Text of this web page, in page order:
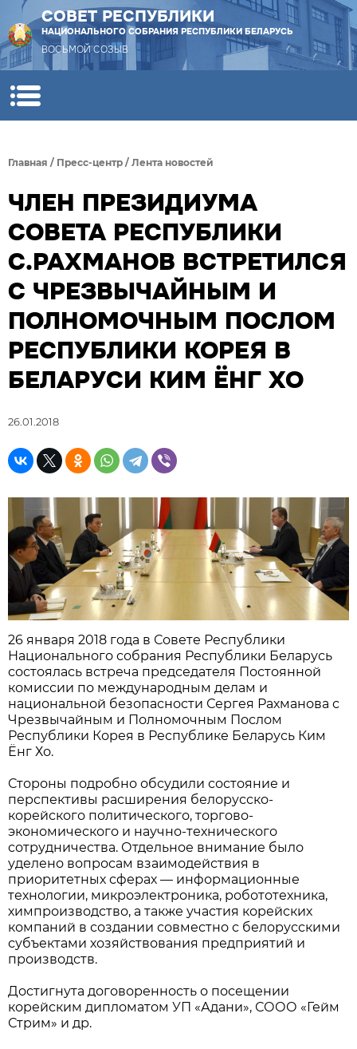
СОВЕТ РЕСПУБЛИКИ
НАЦИОНАЛЬНОГО СОБРАНИЯ РЕСПУБЛИКИ БЕЛАРУСЬ
ВОСЬМОЙ СОЗЫВ
Главная / Пресс-центр / Лента новостей
ЧЛЕН ПРЕЗИДИУМА
СОВЕТА РЕСПУБЛИКИ
С.РАХМАНОВ ВСТРЕТИЛСЯ
С ЧРЕЗВЫЧАЙНЫМ И
ПОЛНОМОЧНЫМ ПОСЛОМ
РЕСПУБЛИКИ КОРЕЯ В
БЕЛАРУСИ КИМ ЁНГ ХО
26.01.2018
26 января 2018 года в Совете Республики
Национального собрания Республики Беларусь
состоялась встреча председателя Постоянной
комиссии по международным делам и
национальной безопасности Сергея Рахманова с
Чрезвычайным и Полномочным Послом
Республики Корея в Республике Беларусь Ким
Ёнг Хо.
Стороны подробно обсудили состояние и
перспективы расширения белорусско-
корейского политического, торгово-
экономического и научно-технического
сотрудничества. Отдельное внимание было
уделено вопросам взаимодействия в
приоритетных сферах — информационные
технологии, микроэлектроника, робототехника,
химпроизводство, а также участия корейских
компаний в создании совместно с белорусскими
субъектами хозяйствования предприятий и
производств.
Достигнута договоренность о посещении
корейским дипломатом УП «Адани», СООО «Гейм
Стрим» и др.